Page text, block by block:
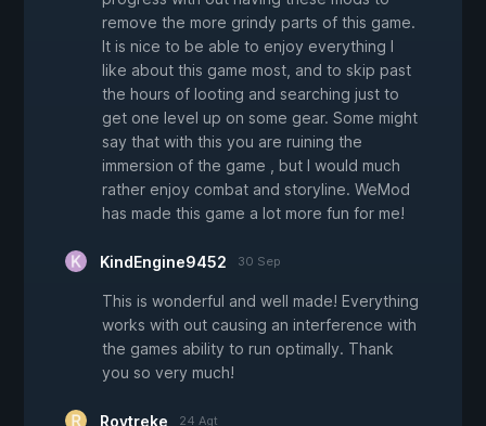
remove the more grindy parts of this game.
It is nice to be able to enjoy everything I
like about this game most, and to skip past
the hours of looting and searching just to
get one level up on some gear. Some might
say that with this you are ruining the
immersion of the game , but I would much
rather enjoy combat and storyline. WeMod
has made this game a lot more fun for me!
KindEngine9452 30 Sep
This is wonderful and well made! Everything
works with out causing an interference with
the games ability to run optimally. Thank
you so very much!
Roytreke 24 Agt